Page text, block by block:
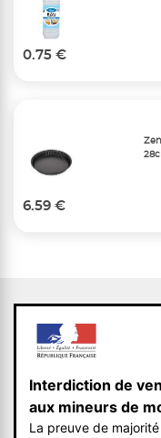
0.75 €
6.59 €
Interdiction de
aux mineurs de
La preuve de